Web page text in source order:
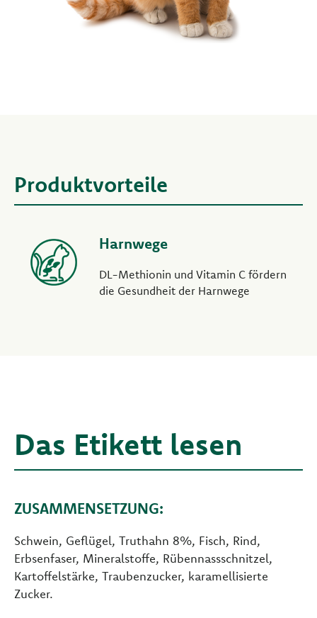
Produktvorteile
Harnwege
DL-Methionin und Vitamin C fördern
die Gesundheit der Harnwege
Das Etikett lesen
ZUSAMMENSETZUNG:
Schwein, Geflügel, Truthahn 8%, Fisch, Rind,
Erbsenfaser, Mineralstoffe, Rübennassschnitzel,
Kartoffelstärke, Traubenzucker, karamellisierte
Zucker.